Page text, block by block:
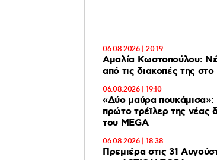
06.08.2026 | 20:19
Αμαλία Κωστοπούλου: Νέες φωτογραφίες
από τις διακοπές της στο
06.08.2026 | 19:10
«Δύο μαύρα
πρώτο τρέϊλερ της νέας
του MEGA
06.08.2026 | 18:38
Πρεμιέρα στις 31